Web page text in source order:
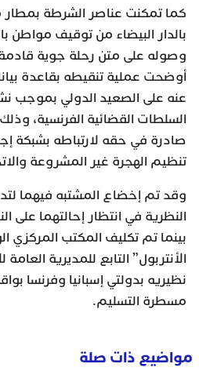
كما تمكنت عناصر الشرطة
بالدار البيضاء من توقيف مواطن
وصوله على متن رحلة جوية
أوضحت عملية تنقيطه بقاعدة
عنه على الصعيد الدولي بموجب
السلطات القضائية الفرنسية،
صادرة في حقه لارتباطه بشبكة
تنظيم الهجرة غير المشروعة
وقد تم إخضاع المشتبه فيهما
النظرية في انتظار إحالتهما على
بينما تم تكليف المكتب المركزي
الأنتربول” التابع للمديرية
نظيريه بدولتي إسبانيا وفرنسا
مسطرة التسليم.
مواضيع ذات صلة